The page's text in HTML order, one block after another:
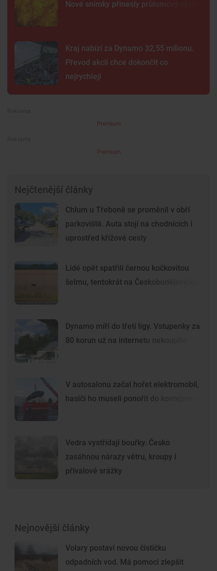
Nové snímky přinesly průlomový objev
Kraj nabízí za Dynamo 32,55 milionu.
Převod akcií chce dokončit co
nejrychleji
Premium
Premium
Nejčtenější články
Chlum u Třeboně se proměnil v obří
parkoviště. Auta stojí na chodnících i
uprostřed křížové cesty
Lidé opět spatřili černou kočkovitou
šelmu, tentokrát na Českobudějovicku
Dynamo míří do třetí ligy. Vstupenky za
80 korun už na internetu nekoupíte
V autosalonu začal hořet elektromobil,
hasiči ho museli ponořit do kontejneru
Vedra vystřídají bouřky. Česko
zasáhnou nárazy větru, kroupy i
přívalové srážky
Nejnovější články
Volary postaví novou čističku
odpadních vod. Má pomoci zlepšit